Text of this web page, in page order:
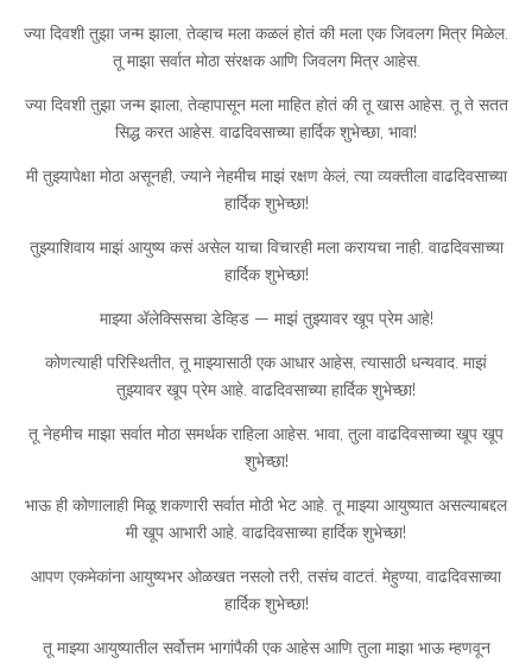
ज्या दिवशी तुझा जन्म झाला, तेव्हाच मला कळलं होतं की मला एक जिवलग मित्र मिळेल.
तू माझा सर्वात मोठा संरक्षक आणि जिवलग मित्र आहेस.
ज्या दिवशी तुझा जन्म झाला, तेव्हापासून मला माहित होतं की तू खास आहेस. तू ते सतत
सिद्ध करत आहेस. वाढदिवसाच्या हार्दिक शुभेच्छा, भावा!
मी तुझ्यापेक्षा मोठा असूनही, ज्याने नेहमीच माझं रक्षण केलं, त्या व्यक्तीला वाढदिवसाच्या
हार्दिक शुभेच्छा!
तुझ्याशिवाय माझं आयुष्य कसं असेल याचा विचारही मला करायचा नाही. वाढदिवसाच्या
हार्दिक शुभेच्छा!
माझ्या ॲलेक्सिसचा डेव्हिड — माझं तुझ्यावर खूप प्रेम आहे!
कोणत्याही परिस्थितीत, तू माझ्यासाठी एक आधार आहेस, त्यासाठी धन्यवाद. माझं
तुझ्यावर खूप प्रेम आहे. वाढदिवसाच्या हार्दिक शुभेच्छा!
तू नेहमीच माझा सर्वात मोठा समर्थक राहिला आहेस. भावा, तुला वाढदिवसाच्या खूप खूप
शुभेच्छा!
भाऊ ही कोणालाही मिळू शकणारी सर्वात मोठी भेट आहे. तू माझ्या आयुष्यात असल्याबद्दल
मी खूप आभारी आहे. वाढदिवसाच्या हार्दिक शुभेच्छा!
आपण एकमेकांना आयुष्यभर ओळखत नसलो तरी, तसंच वाटतं. मेहुण्या, वाढदिवसाच्या
हार्दिक शुभेच्छा!
तू माझ्या आयुष्यातील सर्वोत्तम भागांपैकी एक आहेस आणि तुला माझा भाऊ म्हणवून